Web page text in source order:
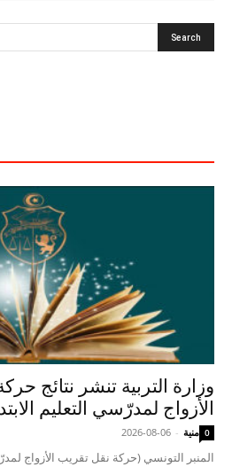
وزارة التربية تنشر نتائج
الأزواج لمدرّسي التعليم
منية -
2026-08-06 0
المنبر التونسي (حركة نقل تقريب الأزواج